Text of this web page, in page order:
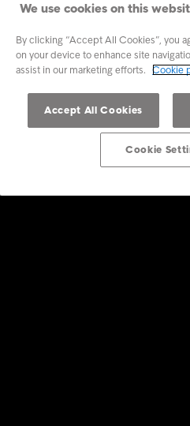
We use cookies on this
By clicking “Accept All Cookies”, you
on your device to enhance site
assist in our marketing efforts. Cookie
Accept All Cookies
Cookie